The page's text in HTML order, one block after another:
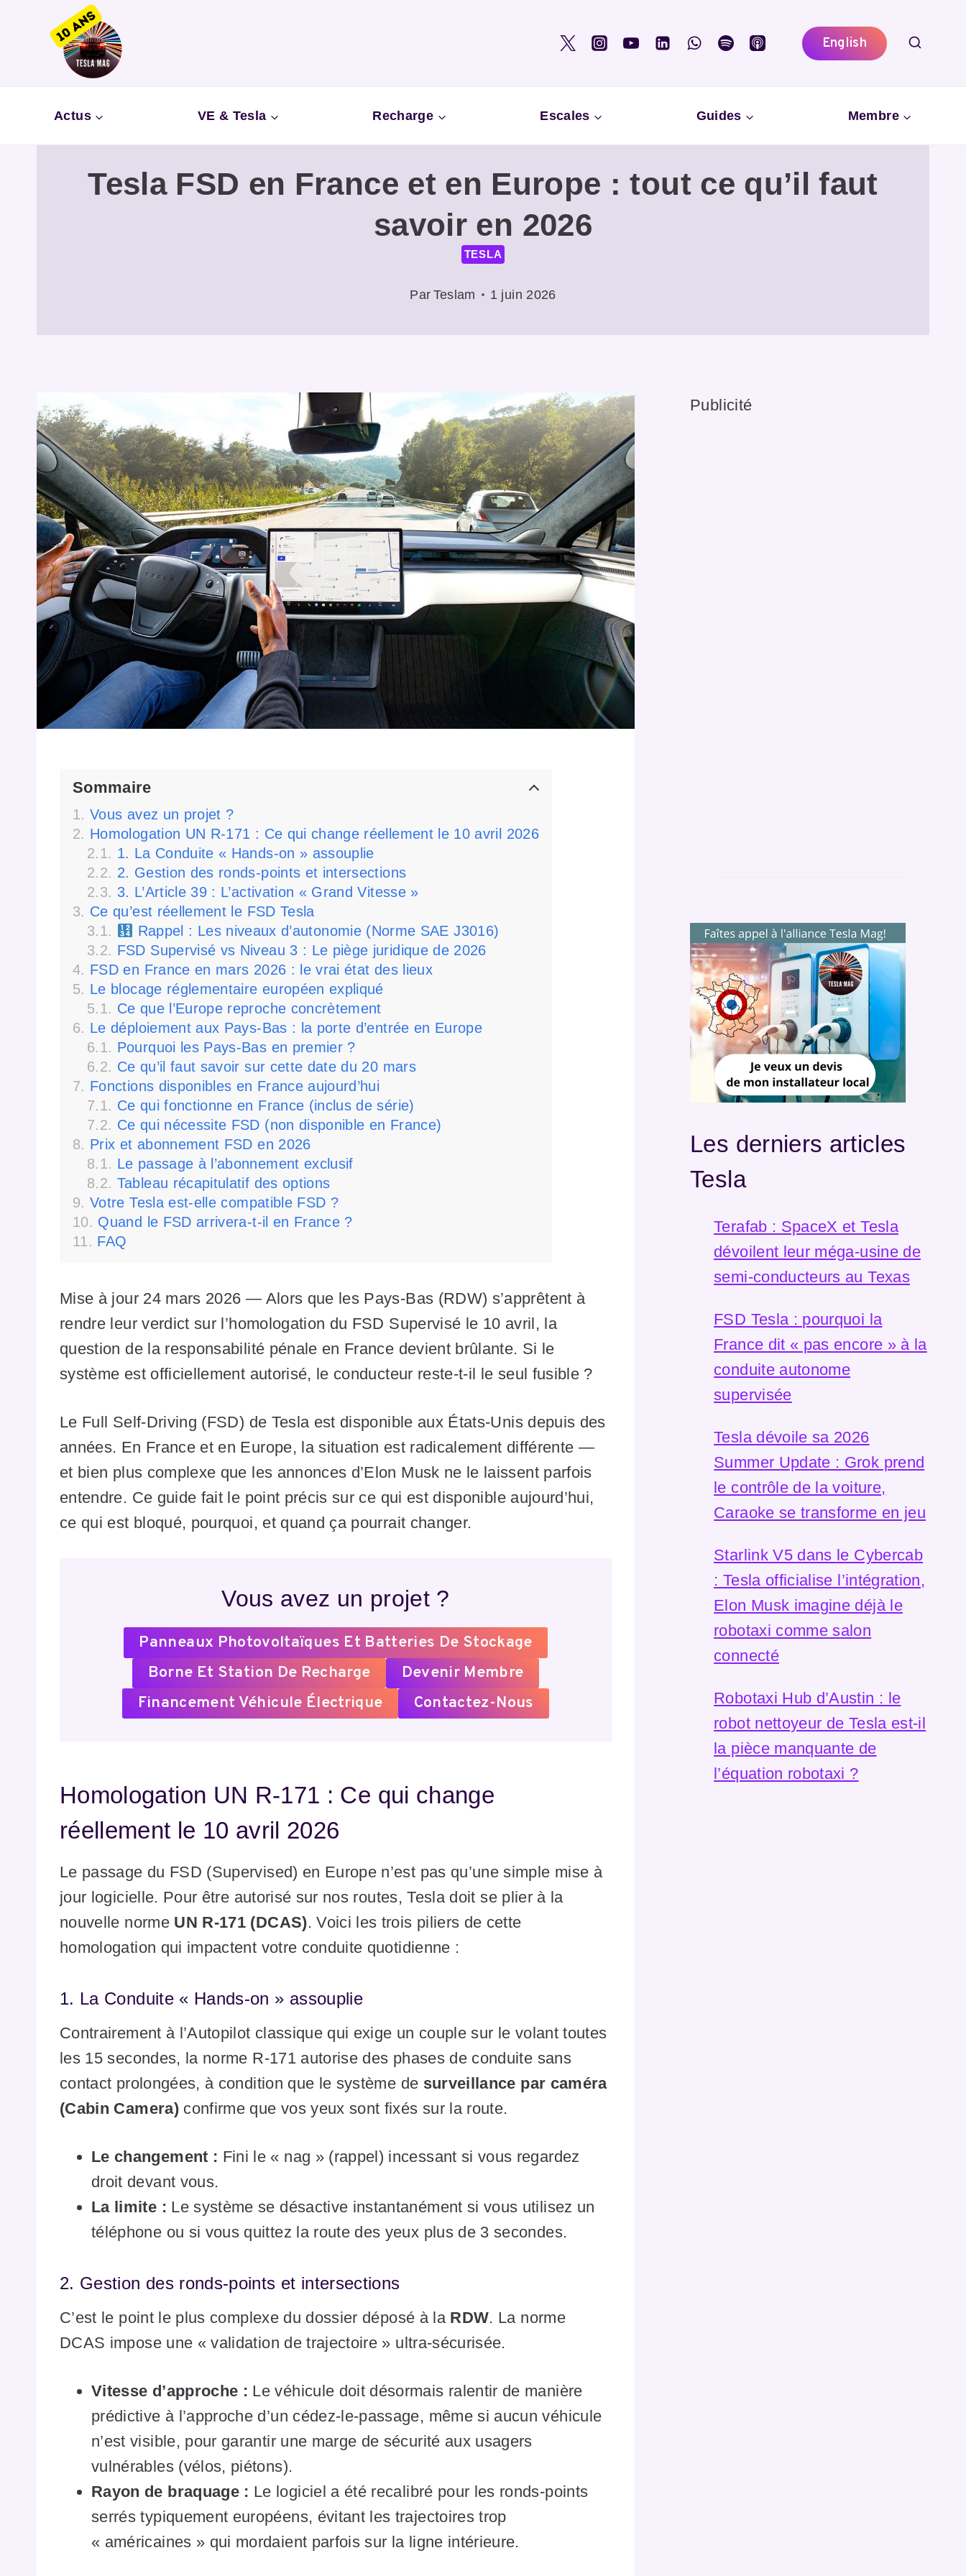
English
Actus VE & Tesla Recharge Escales Guides Membre
Tesla FSD en France et en Europe : tout ce qu’il faut
savoir en 2026
TESLA
Par Teslam 1 juin 2026
Sommaire
Vous avez un projet ?
Homologation UN R-171 : Ce qui change réellement le 10 avril 2026
1. La Conduite « Hands-on » assouplie
2. Gestion des ronds-points et intersections
3. L’Article 39 : L’activation « Grand Vitesse »
Ce qu’est réellement le FSD Tesla
Rappel : Les niveaux d’autonomie (Norme SAE J3016)
FSD Supervisé vs Niveau 3 : Le piège juridique de 2026
FSD en France en mars 2026 : le vrai état des lieux
Le blocage réglementaire européen expliqué
Ce que l’Europe reproche concrètement
Le déploiement aux Pays-Bas : la porte d’entrée en Europe
Pourquoi les Pays-Bas en premier ?
Ce qu’il faut savoir sur cette date du 20 mars
Fonctions disponibles en France aujourd’hui
Ce qui fonctionne en France (inclus de série)
Ce qui nécessite FSD (non disponible en France)
Prix et abonnement FSD en 2026
Le passage à l’abonnement exclusif
Tableau récapitulatif des options
Votre Tesla est-elle compatible FSD ?
Quand le FSD arrivera-t-il en France ?
FAQ
Mise à jour 24 mars 2026 — Alors que les Pays-Bas (RDW) s’apprêtent à
rendre leur verdict sur l’homologation du FSD Supervisé le 10 avril, la
question de la responsabilité pénale en France devient brûlante. Si le
système est officiellement autorisé, le conducteur reste-t-il le seul fusible ?
Le Full Self-Driving (FSD) de Tesla est disponible aux États-Unis depuis des
années. En France et en Europe, la situation est radicalement différente —
et bien plus complexe que les annonces d’Elon Musk ne le laissent parfois
entendre. Ce guide fait le point précis sur ce qui est disponible aujourd’hui,
ce qui est bloqué, pourquoi, et quand ça pourrait changer.
Vous avez un projet ?
Panneaux Photovoltaïques Et Batteries De Stockage
Borne Et Station De Recharge
Devenir Membre
Financement Véhicule Électrique
Contactez-Nous
Homologation UN R-171 : Ce qui change
réellement le 10 avril 2026
Le passage du FSD (Supervised) en Europe n’est pas qu’une simple mise à
jour logicielle. Pour être autorisé sur nos routes, Tesla doit se plier à la
nouvelle norme UN R-171 (DCAS). Voici les trois piliers de cette
homologation qui impactent votre conduite quotidienne :
1. La Conduite « Hands-on » assouplie
Contrairement à l’Autopilot classique qui exige un couple sur le volant toutes
les 15 secondes, la norme R-171 autorise des phases de conduite sans
contact prolongées, à condition que le système de surveillance par caméra
(Cabin Camera)confirme que vos yeux sont fixés sur la route.
Le changement : Fini le « nag » (rappel) incessant si vous regardez
droit devant vous.
La limite : Le système se désactive instantanément si vous utilisez un
téléphone ou si vous quittez la route des yeux plus de 3 secondes.
2. Gestion des ronds-points et intersections
C’est le point le plus complexe du dossier déposé à la RDW. La norme
DCAS impose une « validation de trajectoire » ultra-sécurisée.
Vitesse d’approche : Le véhicule doit désormais ralentir de manière
prédictive à l’approche d’un cédez-le-passage, même si aucun véhicule
n’est visible, pour garantir une marge de sécurité aux usagers
vulnérables (vélos, piétons).
Rayon de braquage : Le logiciel a été recalibré pour les ronds-points
serrés typiquement européens, évitant les trajectoires trop
« américaines » qui mordaient parfois sur la ligne intérieure.
Publicité
Les derniers articles
Tesla
Terafab : SpaceX et Tesla
dévoilent leur méga-usine de
semi-conducteurs au Texas
FSD Tesla : pourquoi la
France dit « pas encore » à la
conduite autonome
supervisée
Tesla dévoile sa 2026
Summer Update : Grok prend
le contrôle de la voiture,
Caraoke se transforme en jeu
Starlink V5 dans le Cybercab
: Tesla officialise l’intégration,
Elon Musk imagine déjà le
robotaxi comme salon
connecté
Robotaxi Hub d’Austin : le
robot nettoyeur de Tesla est-il
la pièce manquante de
l’équation robotaxi ?